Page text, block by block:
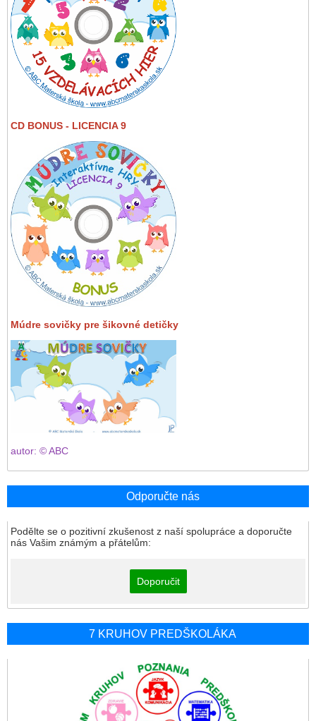
CD BONUS - LICENCIA 9
Múdre sovičky pre šikovné detičky
autor: © ABC
Odporučte nás
Podělte se o pozitivní zkušenost z naší spolupráce a doporučte
nás Vašim známým a přátelům:
Doporučit
7 KRUHOV PREDŠKOLÁKA